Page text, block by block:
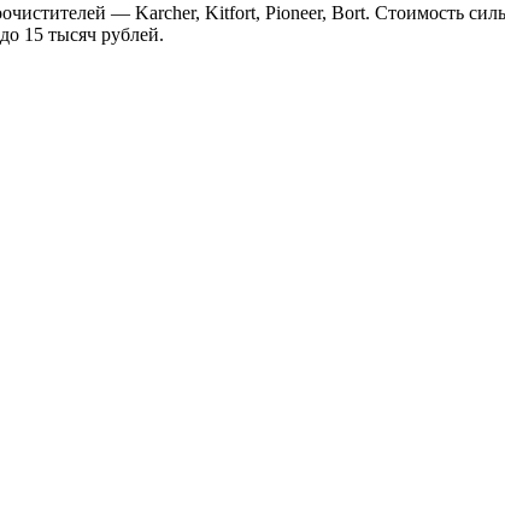
— Karcher, Kitfort, Pioneer, Bort. Стоимость
15 тысяч рублей.